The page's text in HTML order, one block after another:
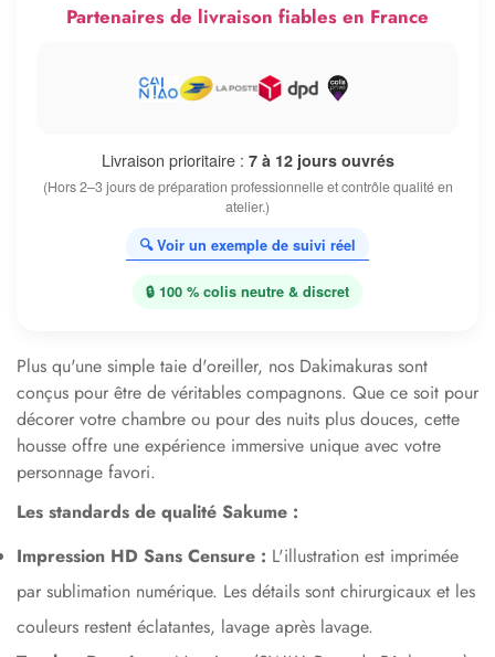
Partenaires de livraison fiables en France
Livraison prioritaire : 7 à 12 jours ouvrés
(Hors 2–3 jours de préparation professionnelle et contrôle qualité en
atelier.)
🔍 Voir un exemple de suivi réel
🔒 100 % colis neutre & discret
Plus qu'une simple taie d'oreiller, nos Dakimakuras sont
conçus pour être de véritables compagnons. Que ce soit pour
décorer votre chambre ou pour des nuits plus douces, cette
housse offre une expérience immersive unique avec votre
personnage favori.
Les standards de qualité Sakume :
Impression HD Sans Censure : L'illustration est imprimée
par sublimation numérique. Les détails sont chirurgicaux et les
couleurs restent éclatantes, lavage après lavage.